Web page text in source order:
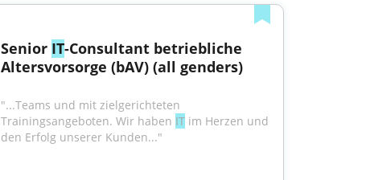
Senior IT-Consultant betriebliche
Altersvorsorge (bAV) (all genders)
"...Teams und mit zielgerichteten
Trainingsangeboten. Wir haben IT im Herzen und
den Erfolg unserer Kunden..."